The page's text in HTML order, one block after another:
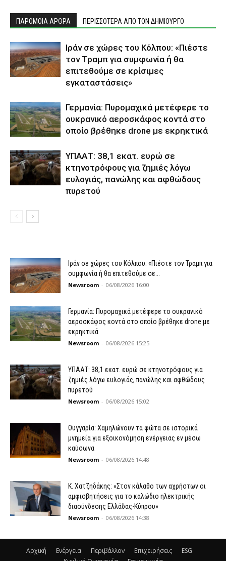
ΠΑΡΟΜΟΙΑ ΑΡΘΡΑ ΠΕΡΙΣΣΟΤΕΡΑ ΑΠΟ ΤΟΝ ΔΗΜΙΟΥΡΓΟ
Ιράν σε χώρες του Κόλπου: «Πιέστε
τον Τραμπ για συμφωνία ή θα
επιτεθούμε σε κρίσιμες
εγκαταστάσεις»
Γερμανία: Πυρομαχικά μετέφερε το
ουκρανικό αεροσκάφος κοντά στο
οποίο βρέθηκε drone με εκρηκτικά
ΥΠΑΑΤ: 38,1 εκατ. ευρώ σε
κτηνοτρόφους για ζημιές λόγω
ευλογιάς, πανώλης και αφθώδους
πυρετού
Ιράν σε χώρες του Κόλπου: «Πιέστε τον Τραμπ για
συμφωνία ή θα επιτεθούμε σε...
Newsroom - 06/08/2026 16:00
Γερμανία: Πυρομαχικά μετέφερε το ουκρανικό
αεροσκάφος κοντά στο οποίο βρέθηκε drone με
εκρηκτικά
Newsroom - 06/08/2026 15:25
ΥΠΑΑΤ: 38,1 εκατ. ευρώ σε κτηνοτρόφους για
ζημιές λόγω ευλογιάς, πανώλης και αφθώδους
πυρετού
Newsroom - 06/08/2026 15:02
Ουγγαρία: Χαμηλώνουν τα φώτα σε ιστορικά
μνημεία για εξοικονόμηση ενέργειας εν μέσω
καύσωνα
Newsroom - 06/08/2026 14:48
Κ. Χατζηδάκης: «Στον κάλαθο των αχρήστων οι
αμφισβητήσεις για το καλώδιο ηλεκτρικής
διασύνδεσης Ελλάδας-Κύπρου»
Newsroom - 06/08/2026 14:38
Αρχική Ενέργεια Περιβάλλον Επιχειρήσεις
ESG